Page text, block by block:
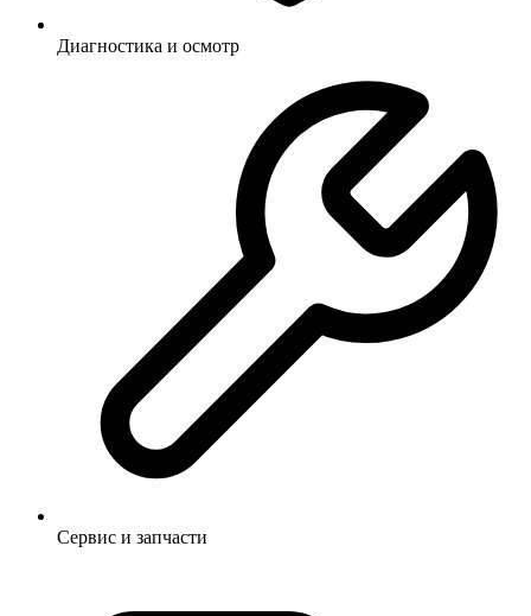
Диагностика и осмотр
Сервис и запчасти